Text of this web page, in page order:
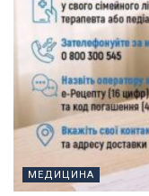
МЕДИЦИНА